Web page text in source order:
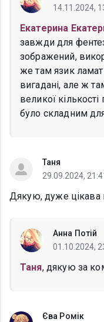
14.11.2024,
Екатерина
завжди для
зображений,
же там язик
вигадані, але ж
великої
було складним
Таня
29.09.2024,
Дякую, дуже цікава
Анна Потій
01.10.2024,
Таня, дякую за
Єва Ромік